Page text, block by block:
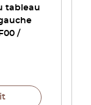
tableau
/